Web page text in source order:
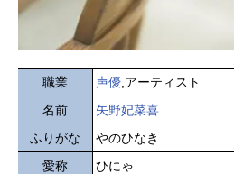
職業 声優 ,アーティスト
名前
矢野妃菜喜
ふりがな
やのひなき
愛称
ひにゃ